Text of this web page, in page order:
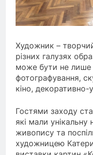
Художник –
різних галузях
може бути не лише
фотографування,
кіно,
Гостями заходу
які мали унікальну
живопису та
художницею